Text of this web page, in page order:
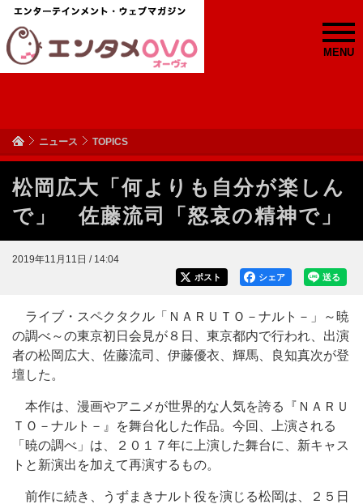
MENU
ニュース TOPICS
松岡広大「何よりも自分が楽しん
で」 佐藤流司「怒哀の精神で」
2019年11月11日 / 14:04
送る
シェア
ポスト
ライブ・スペクタクル「ＮＡＲＵＴＯ－ナルト－」～暁
の調べ～の東京初日会見が８日、東京都内で行われ、出演
者の松岡広大、佐藤流司、伊藤優衣、輝馬、良知真次が登
壇した。
本作は、漫画やアニメが世界的な人気を誇る『ＮＡＲＵ
ＴＯ－ナルト－』を舞台化した作品。今回、上演される
「暁の調べ」は、２０１７年に上演した舞台に、新キャス
トと新演出を加えて再演するもの。
前作に続き、うずまきナルト役を演じる松岡は、２５日